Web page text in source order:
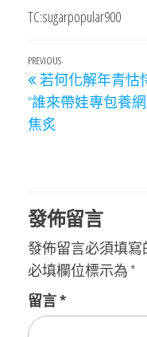
TC:sugarpopular900
文
章
導
Previous
Post
PREVIOUS
若何化解年青怙
“誰來帶娃專包養網
焦炙
發佈留言
發佈留言必須填寫
必填欄位標示為 *
留言*